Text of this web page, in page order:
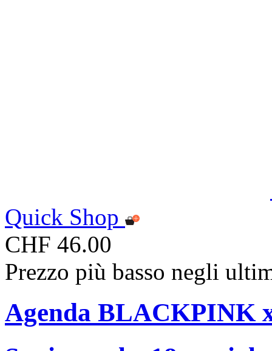
Quick Shop
CHF 46.00
Prezzo più basso negli
Agenda BLACKPINK